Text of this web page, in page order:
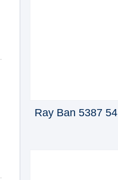
Ray Ban 5387 54